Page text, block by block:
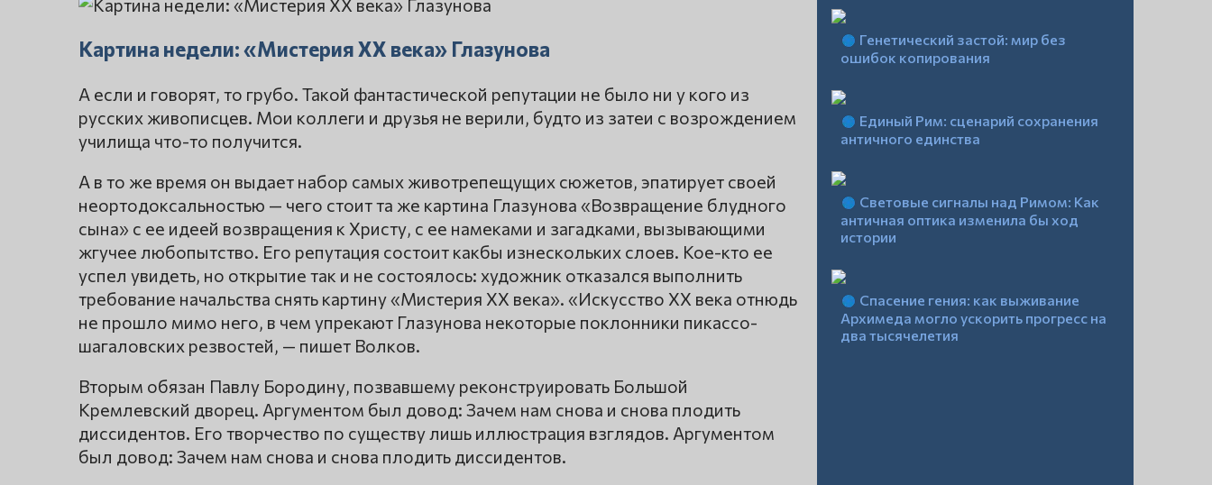
Картина недели: «Мистерия ХХ века» Глазунова
А если и говорят, то грубо. Такой фантастической репутации не было ни у кого из
русских живописцев. Мои коллеги и друзья не верили, будто из затеи с возрождением
училища что-то получится.
А в то же время он выдает набор самых животрепещущих сюжетов, эпатирует своей
неортодоксальностью — чего стоит та же картина Глазунова «Возвращение блудного
сына» с ее идеей возвращения к Христу, с ее намеками и загадками, вызывающими
жгучее любопытство. Его репутация состоит какбы изнескольких слоев. Кое-кто ее
успел увидеть, но открытие так и не состоялось: художник отказался выполнить
требование начальства снять картину «Мистерия XX века». «Искусство XX века отнюдь
не прошло мимо него, в чем упрекают Глазунова некоторые поклонники пикассо-
шагаловских резвостей, — пишет Волков.
Вторым обязан Павлу Бородину, позвавшему реконструировать Большой
Кремлевский дворец. Аргументом был довод: Зачем нам снова и снова плодить
диссидентов. Его творчество по существу лишь иллюстрация взглядов. Аргументом
был довод: Зачем нам снова и снова плодить диссидентов.
Генетический застой: мир без
ошибок копирования
Единый Рим: сценарий сохранения
античного единства
Световые сигналы над Римом: Как
античная оптика изменила бы ход
истории
Спасение гения: как выживание
Архимеда могло ускорить прогресс на
два тысячелетия